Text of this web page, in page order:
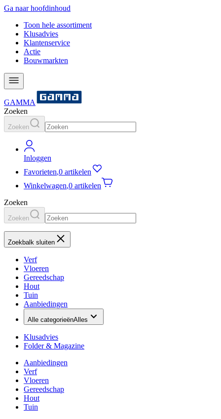
Ga naar hoofdinhoud
Toon hele assortiment
Klusadvies
Klantenservice
Actie
Bouwmarkten
GAMMA
Zoeken
Zoeken
Inloggen
Favorieten,0 artikelen
Winkelwagen,0 artikelen
Zoeken
Zoeken
Zoekbalk sluiten
Verf
Vloeren
Gereedschap
Hout
Tuin
Aanbiedingen
Alle categorieënAlles
Klusadvies
Folder & Magazine
Aanbiedingen
Verf
Vloeren
Gereedschap
Hout
Tuin